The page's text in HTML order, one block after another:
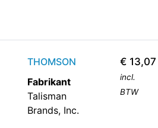
THOMSON
Fabrikant
Talisman
Brands, Inc.
€ 13,07
incl.
BTW